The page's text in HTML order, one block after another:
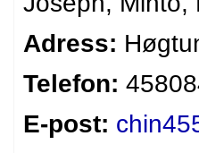
Adress:
Telefon:
E-post: